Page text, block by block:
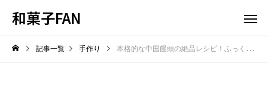
和菓子FAN
記事一覧 手作り 本格的な中国饅頭の絶品レシピ！ふっくら生地を自宅で再現するコツ